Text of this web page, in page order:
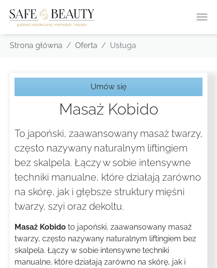
Strona główna Oferta Usługa
Umów się
Masaż Kobido
To japoński, zaawansowany masaż twarzy,
często nazywany naturalnym liftingiem
bez skalpela. Łączy w sobie intensywne
techniki manualne, które działają zarówno
na skórę, jak i głębsze struktury mięśni
twarzy, szyi oraz dekoltu.
Masaż Kobido to japoński, zaawansowany masaż
twarzy, często nazywany naturalnym liftingiem bez
skalpela. Łączy w sobie intensywne techniki
manualne, które działają zarówno na skórę, jak i